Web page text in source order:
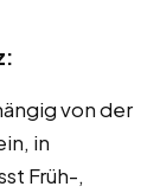
von der
in
Früh-,